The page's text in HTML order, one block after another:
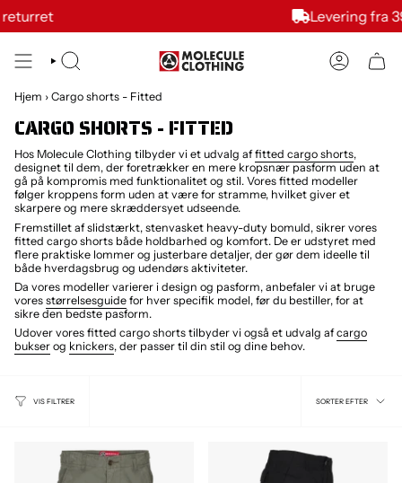
to
content
SØG KONTI
Hjem › Cargo shorts - Fitted
CARGO SHORTS - FITTED
Hos Molecule Clothing tilbyder vi et udvalg affitted cargo shorts,
designet til dem, der foretrækker en mere kropsnær pasform uden at
gå på kompromis med funktionalitet og stil. Vores fitted modeller
følger kroppens form uden at være for stramme, hvilket giver et
skarpere og mere skræddersyet udseende.
Fremstillet af slidstærkt, stenvasket heavy-duty bomuld, sikrer vores
fitted cargo shorts både holdbarhed og komfort. De er udstyret med
flere praktiske lommer og justerbare detaljer, der gør dem ideelle til
både hverdagsbrug og udendørs aktiviteter.
Da vores modeller varierer i design og pasform, anbefaler vi at bruge
vores størrelsesguide for hver specifik model, før du bestiller, for at
sikre den bedste pasform.
Udover vores fitted cargo shorts tilbyder vi også et udvalg afcargo
bukser og knickers, der passer til din stil og dine behov.
VIS FILTRER SORTER
SORTER EFTER